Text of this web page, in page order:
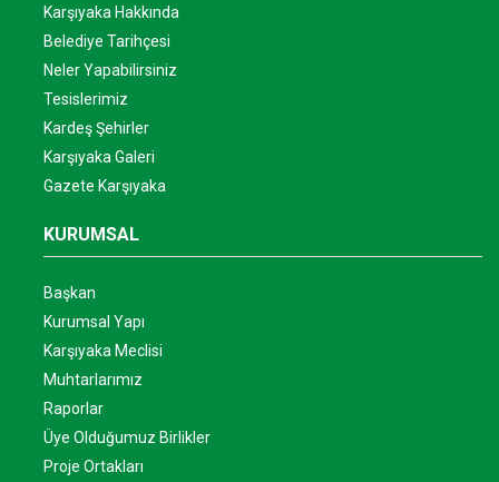
Karşıyaka Hakkında
Belediye Tarihçesi
Neler Yapabilirsiniz
Tesislerimiz
Kardeş Şehirler
Karşıyaka Galeri
Gazete Karşıyaka
KURUMSAL
Başkan
Kurumsal Yapı
Karşıyaka Meclisi
Muhtarlarımız
Raporlar
Üye Olduğumuz Birlikler
Proje Ortakları